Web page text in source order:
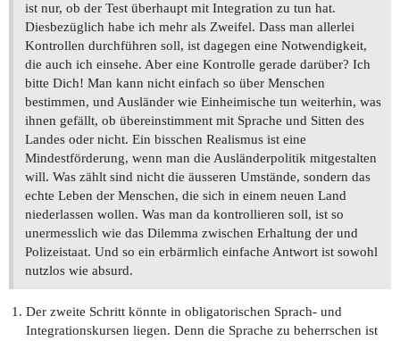
ist nur, ob der Test überhaupt mit Integration zu tun hat.
Diesbezüglich habe ich mehr als Zweifel. Dass man allerlei
Kontrollen durchführen soll, ist dagegen eine Notwendigkeit,
die auch ich einsehe. Aber eine Kontrolle gerade darüber? Ich
bitte Dich! Man kann nicht einfach so über Menschen
bestimmen, und Ausländer wie Einheimische tun weiterhin, was
ihnen gefällt, ob übereinstimment mit Sprache und Sitten des
Landes oder nicht. Ein bisschen Realismus ist eine
Mindestförderung, wenn man die Ausländerpolitik mitgestalten
will. Was zählt sind nicht die äusseren Umstände, sondern das
echte Leben der Menschen, die sich in einem neuen Land
niederlassen wollen. Was man da kontrollieren soll, ist so
unermesslich wie das Dilemma zwischen Erhaltung der und
Polizeistaat. Und so ein erbärmlich einfache Antwort ist sowohl
nutzlos wie absurd.
Der zweite Schritt könnte in obligatorischen Sprach- und
Integrationskursen liegen. Denn die Sprache zu beherrschen ist